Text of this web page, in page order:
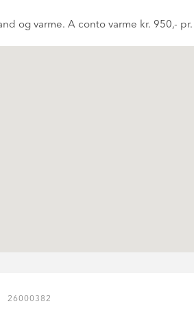
og varme. A conto varme kr. 950,-
26000382